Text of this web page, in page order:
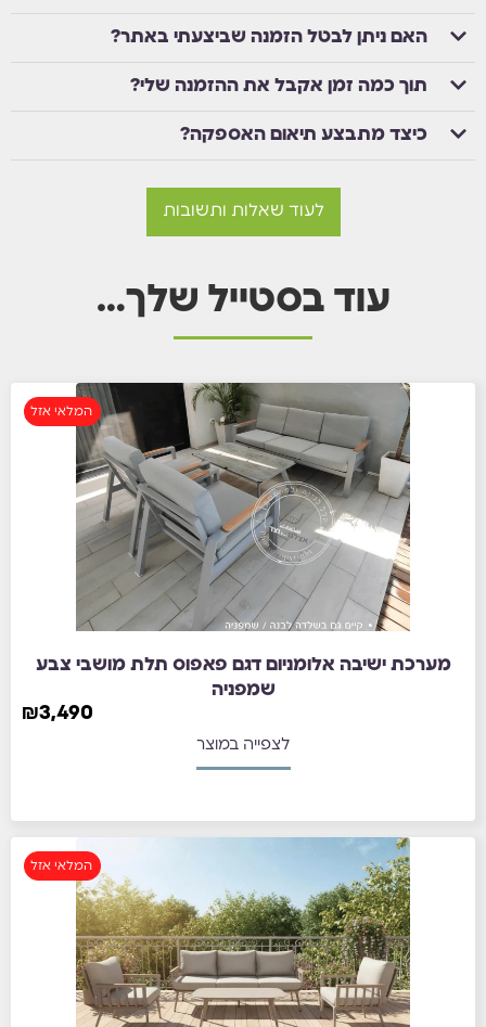
האם ניתן לבטל הזמנה שביצעתי באתר?
תוך כמה זמן אקבל את ההזמנה שלי?
כיצד מתבצע תיאום האספקה?
לעוד שאלות ותשובות
עוד בסטייל שלך…
המלאי אזל
מערכת ישיבה אלומניום דגם פאפוס תלת מושבי צבע
שמפניה
₪3,490
לצפייה במוצר
המלאי אזל